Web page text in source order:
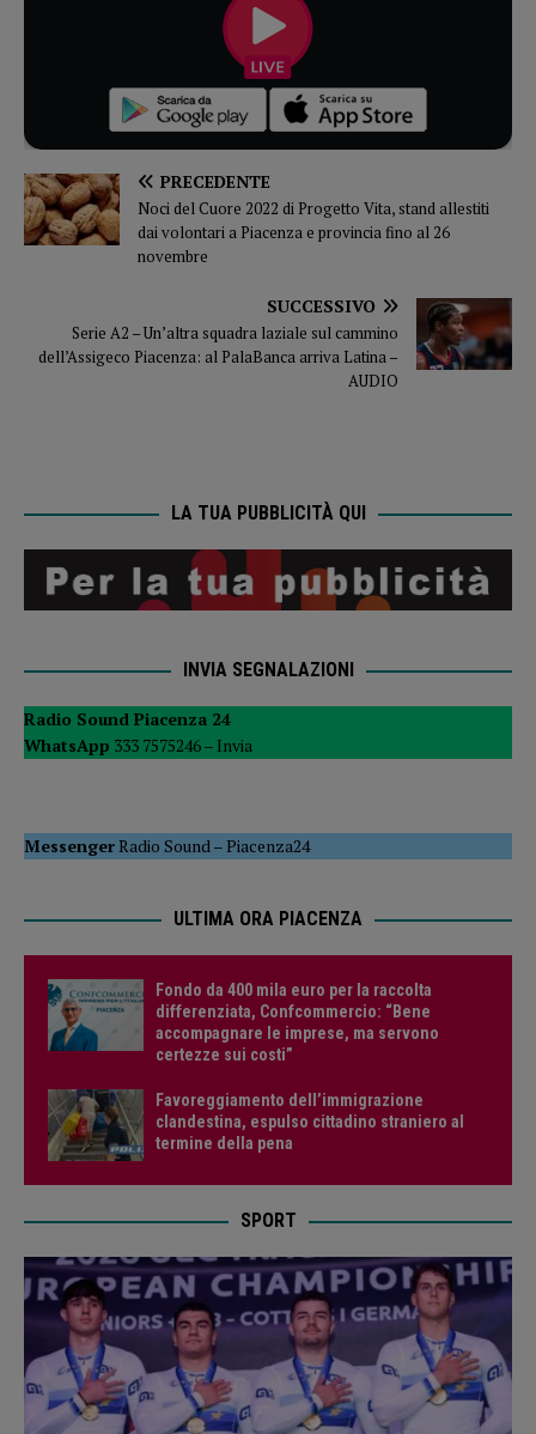
PRECEDENTE
Noci del Cuore 2022 di Progetto Vita, stand allestiti
dai volontari a Piacenza e provincia fino al 26
novembre
SUCCESSIVO
Serie A2 – Un’altra squadra laziale sul cammino
dell’Assigeco Piacenza: al PalaBanca arriva Latina –
AUDIO
LA TUA PUBBLICITÀ QUI
INVIA SEGNALAZIONI
Radio Sound Piacenza 24
WhatsApp 333 7575246 – Invia
MessengerRadio Sound–Piacenza24
ULTIMA ORA PIACENZA
Fondo da 400 mila euro per la raccolta
differenziata, Confcommercio: “Bene
accompagnare le imprese, ma servono
certezze sui costi”
Favoreggiamento dell’immigrazione
clandestina, espulso cittadino straniero al
termine della pena
SPORT